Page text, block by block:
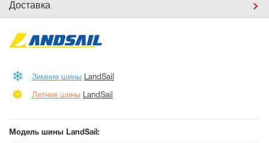
Доставка
Зимние шины LandSail
Летние шины LandSail
Модель шины LandSail: